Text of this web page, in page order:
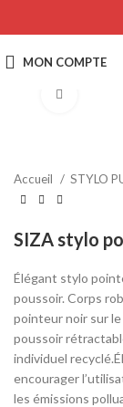
Accueil STYLO
SIZA stylo
Élégant stylo
poussoir. Corps
pointeur noir sur
poussoir
individuel
encourager
les émissions